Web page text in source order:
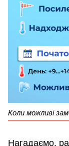
Коли можливі
Нагадаємо,